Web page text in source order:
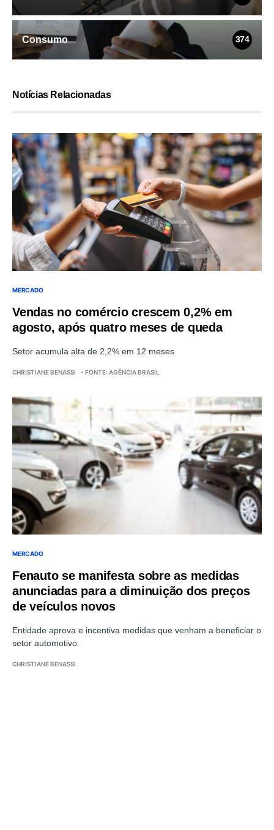
Consumo 374
Notícias Relacionadas
MERCADO
Vendas no comércio crescem 0,2% em
agosto, após quatro meses de queda
Setor acumula alta de 2,2% em 12 meses
CHRISTIANE BENASSI - FONTE: AGÊNCIA BRASIL
MERCADO
Fenauto se manifesta sobre as medidas
anunciadas para a diminuição dos preços
de veículos novos
Entidade aprova e incentiva medidas que venham a beneficiar o
setor automotivo.
CHRISTIANE BENASSI